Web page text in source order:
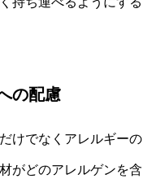
の配慮
けでなくアレルギーの
がどのアレルゲンを含